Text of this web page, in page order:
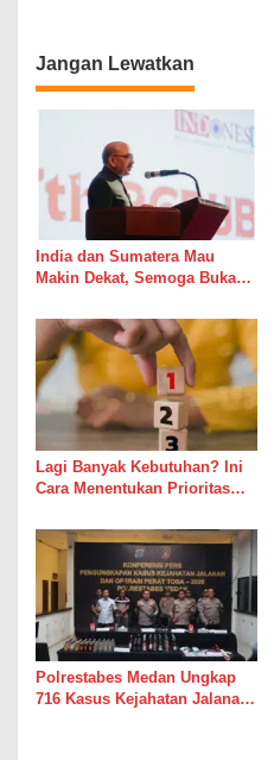
Jangan Lewatkan
India dan Sumatera Mau
Makin Dekat, Semoga Bukan
Lagi Banyak Kebutuhan? Ini
Cara Menentukan Prioritas
Terkendali
Polrestabes Medan Ungkap
716 Kasus Kejahatan Jalanan